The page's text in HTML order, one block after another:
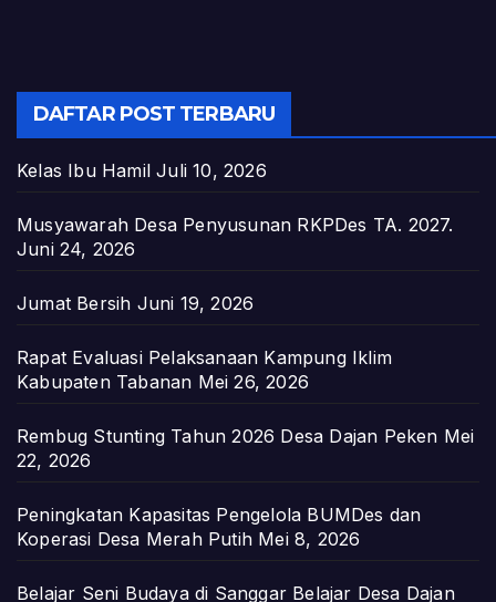
DAFTAR POST TERBARU
Kelas Ibu Hamil Juli 10, 2026
Musyawarah Desa Penyusunan RKPDes TA. 2027.
Juni 24, 2026
Jumat Bersih Juni 19, 2026
Rapat Evaluasi Pelaksanaan Kampung Iklim
Kabupaten Tabanan Mei 26, 2026
Rembug Stunting Tahun 2026 Desa Dajan Peken Mei
22, 2026
Peningkatan Kapasitas Pengelola BUMDes dan
Koperasi Desa Merah Putih Mei 8, 2026
Belajar Seni Budaya di Sanggar Belajar Desa Dajan